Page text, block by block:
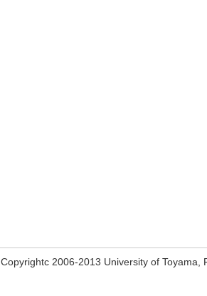
Copyrightc 2006-2013 University of Toyama,